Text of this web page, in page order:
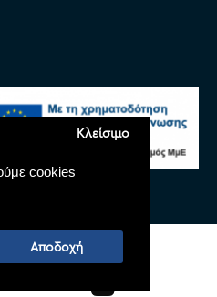
cookies
Κλείσιμο
Αποδοχή
All Rights Reserved
Monoware Web